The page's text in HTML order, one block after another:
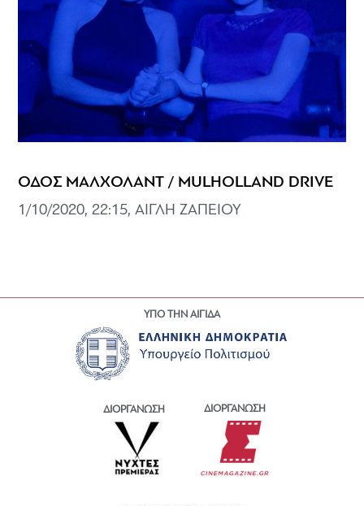
ΟΔΟΣ ΜΑΛΧΟΛΑΝΤ / MULHOLLAND DRIVE
1/10/2020, 22:15, ΑΙΓΛΗ ΖΑΠΕΙΟΥ
ΥΠΟ ΤΗΝ ΑΙΓΙΔΑ
ΔΙΟΡΓΑΝΩΣΗ ΔΙΟΡΓΑΝΩΣΗ